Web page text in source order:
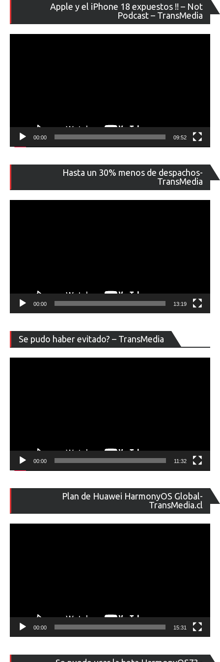
Apple y el iPhone 18 expuestos !! – Not
Podcast – TransMedia
de
00:00 09:52
Hasta un 30% menos de despachos-
TransMedia
de
00:00 13:19
Se pudo haber evitado? – TransMedia
de
00:00 11:32
Plan de Huawei HarmonyOS Global-
TransMedia.cl
de
00:00 15:31